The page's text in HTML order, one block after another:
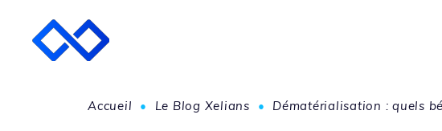
Accueil • Le Blog Xelians • Dématérialisation : quels